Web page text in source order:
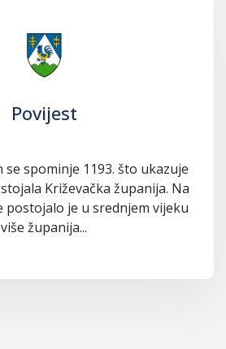
Povijest
se spominje 1193. što ukazuje
Križevačka županija. Na
je u srednjem vijeku
više županija...